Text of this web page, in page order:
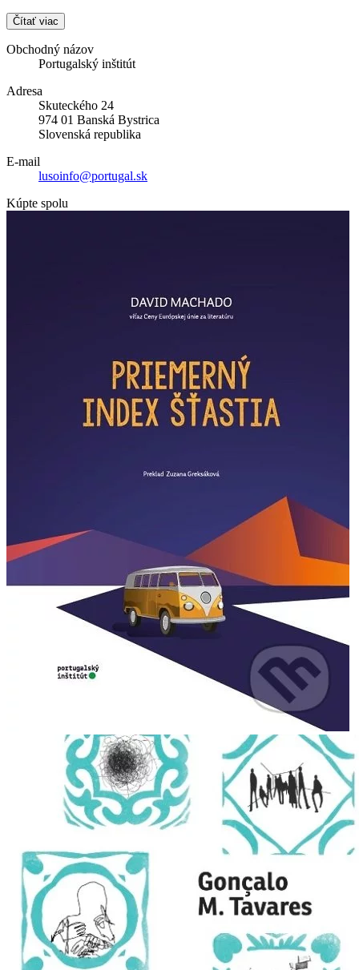
Čítať viac
Obchodný názov
Portugalský inštitút
Adresa
Skuteckého 24
974 01 Banská Bystrica
Slovenská republika
E-mail
lusoinfo@portugal.sk
Kúpte spolu